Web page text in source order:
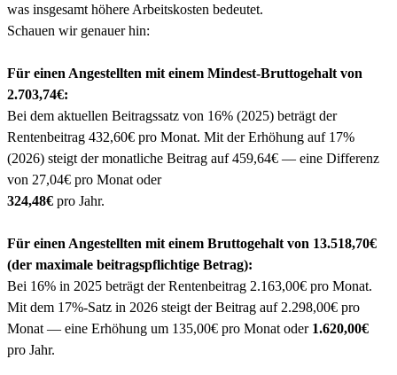
was insgesamt höhere Arbeitskosten bedeutet.
Schauen wir genauer hin:
Für einen Angestellten mit einem Mindest-Bruttogehalt von
2.703,74€:
Bei dem aktuellen Beitragssatz von 16% (2025) beträgt der
Rentenbeitrag 432,60€ pro Monat. Mit der Erhöhung auf 17%
(2026) steigt der monatliche Beitrag auf 459,64€ — eine Differenz
von 27,04€ pro Monat oder
324,48€ pro Jahr.
Für einen Angestellten mit einem Bruttogehalt von 13.518,70€
(der maximale beitragspflichtige Betrag):
Bei 16% in 2025 beträgt der Rentenbeitrag 2.163,00€ pro Monat.
Mit dem 17%-Satz in 2026 steigt der Beitrag auf 2.298,00€ pro
Monat — eine Erhöhung um 135,00€ pro Monat oder 1.620,00€
pro Jahr.